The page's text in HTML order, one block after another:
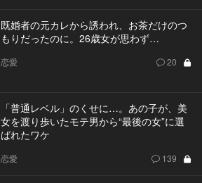
既婚者の元カレから誘われ、お茶だけのつ
もりだったのに。26歳女が思わず…
恋愛 20
「普通レベル」のくせに…。あの子が、美
女を渡り歩いたモテ男から“最後の女”に選
ばれたワケ
恋愛 139